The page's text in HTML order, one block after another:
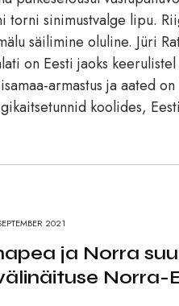
torni sinimustvalge lipu.
säilimine oluline. Jüri
on Eesti jaoks
armastus ja aated
koolides,
2021
ja Norra
Norra-